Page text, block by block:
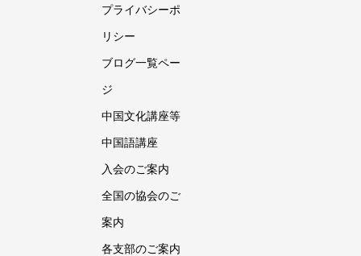
プライバシーポ
リシー
ブログ一覧ペー
ジ
中国文化講座等
中国語講座
入会のご案内
全国の協会のご
案内
各支部のご案内